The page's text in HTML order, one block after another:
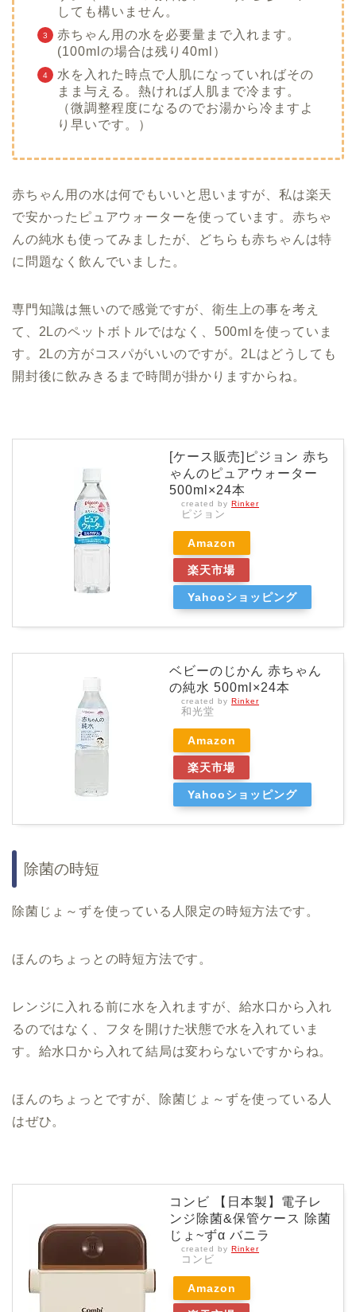
しても構いません。
赤ちゃん用の水を必要量まで入れます。
(100mlの場合は残り40ml）
水を入れた時点で人肌になっていればその
まま与える。熱ければ人肌まで冷ます。
（微調整程度になるのでお湯から冷ますよ
り早いです。）
赤ちゃん用の水は何でもいいと思いますが、私は楽天
で安かったピュアウォーターを使っています。赤ちゃ
んの純水も使ってみましたが、どちらも赤ちゃんは特
に問題なく飲んでいました。
専門知識は無いので感覚ですが、衛生上の事を考え
て、2Lのペットボトルではなく、500mlを使っていま
す。2Lの方がコスパがいいのですが。2Lはどうしても
開封後に飲みきるまで時間が掛かりますからね。
[ケース販売]ピジョン 赤ち
ゃんのピュアウォーター
500ml×24本
created by Rinker
ピジョン
Amazon
楽天市場
Yahooショッピング
ベビーのじかん 赤ちゃん
の純水 500ml×24本
created by Rinker
和光堂
Amazon
楽天市場
Yahooショッピング
除菌の時短
除菌じょ～ずを使っている人限定の時短方法です。
ほんのちょっとの時短方法です。
レンジに入れる前に水を入れますが、給水口から入れ
るのではなく、フタを開けた状態で水を入れていま
す。給水口から入れて結局は変わらないですからね。
ほんのちょっとですが、除菌じょ～ずを使っている人
はぜひ。
コンビ 【日本製】電子レ
ンジ除菌&保管ケース 除菌
じょ~ずα バニラ
created by Rinker
コンビ
Amazon